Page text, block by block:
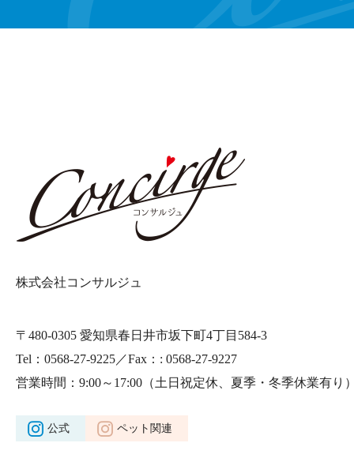
株式会社コンサルジュ
〒480-0305 愛知県春日井市坂下町4丁目584-3
Tel：0568-27-9225／Fax：: 0568-27-9227
営業時間：9:00～17:00 （土日祝定休、夏季・冬季休業有り
公式 ペット関連